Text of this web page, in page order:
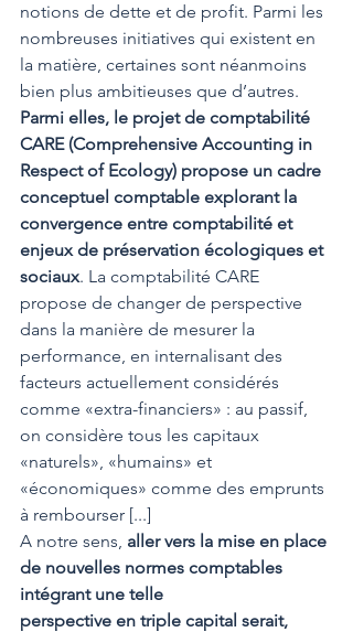
notions de dette et de profit. Parmi les
nombreuses initiatives qui existent en
la matière, certaines sont néanmoins
bien plus ambitieuses que d’autres.
Parmi elles, le projet de comptabilité
CARE (Comprehensive Accounting in
Respect of Ecology) propose un cadre
conceptuel comptable explorant la
convergence entre comptabilité et
enjeux de préservation écologiques et
sociaux. La comptabilité CARE
propose de changer de perspective
dans la manière de mesurer la
performance, en internalisant des
facteurs actuellement considérés
comme «extra-financiers» : au passif,
on considère tous les capitaux
«naturels», «humains» et
«économiques» comme des emprunts
à rembourser [...]
A notre sens, aller vers la mise en place
de nouvelles normes comptables
intégrant une telle
perspective en triple capital serait,